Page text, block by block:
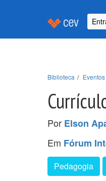
Biblioteca Eventos
Por Elson
Em Fórum
Pedagogia